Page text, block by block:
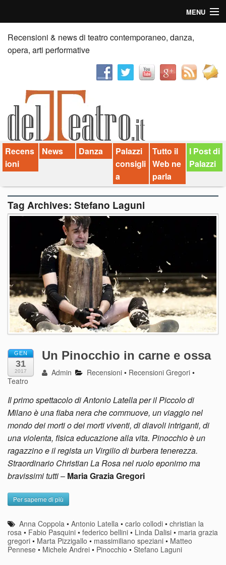
MENU
Home
Recensioni
News
Palazzi consiglia
Video
Chi siamo
Contatti
Recensioni & news di teatro contemporaneo, danza,
opera, arti performative
Recens
ioni
News Danza
Palazzi
consigli
a
Tutto il
Web ne
parla
I Post di
Palazzi
Tag Archives: Stefano Laguni
GEN
31
2017
Un Pinocchio in carne e ossa
Admin Recensioni • Recensioni Gregori •
Teatro
Il primo spettacolo di Antonio Latella per il Piccolo di
Milano è una fiaba nera che commuove, un viaggio nel
mondo dei morti o dei morti viventi, di diavoli intriganti, di
una violenta, fisica educazione alla vita. Pinocchio è un
ragazzino e il regista un Virgilio di burbera tenerezza.
Straordinario Christian La Rosa nel ruolo eponimo ma
bravissimi tutti– Maria Grazia Gregori
Per saperne di più
Anna Coppola •Antonio Latella •carlo collodi •christian la
rosa • Fabio Pasquini • federico bellini • Linda Dalisi • maria grazia
gregori • Marta Pizzigallo • massimiliano speziani • Matteo
Pennese • Michele Andrei • Pinocchio • Stefano Laguni